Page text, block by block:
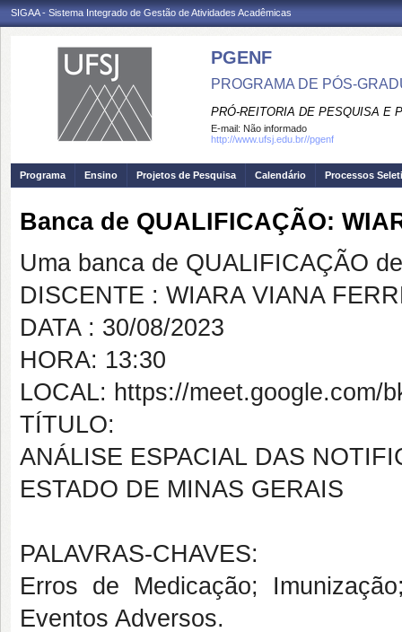
SIGAA - Sistema Integrado de Gestão de Atividades Acadêmicas
PGENF
PROGRAMA DE PÓS-
PRÓ-REITORIA DE PESQUISA E
E-mail: Não informado
http://www.ufsj.edu.br//pgenf
Programa Ensino Projetos de Pesquisa Calendário Processos
Banca de QUALIFICAÇÃO:
Uma banca de QUALIFICAÇÃO
DISCENTE : WIARA VIANA
DATA : 30/08/2023
HORA: 13:30
LOCAL: https://meet.google.com/
TÍTULO:
ANÁLISE ESPACIAL DAS
ESTADO DE MINAS GERAIS
PALAVRAS-CHAVES:
Erros de Medicação;
Eventos Adversos.